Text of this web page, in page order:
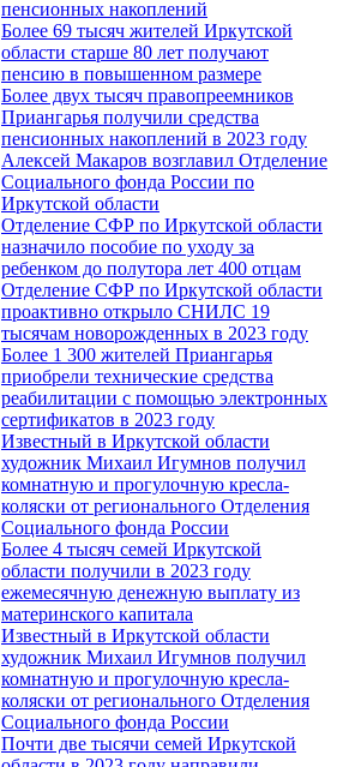
пенсионных накоплений
Более 69 тысяч жителей Иркутской
области старше 80 лет получают
пенсию в повышенном размере
Более двух тысяч правопреемников
Приангарья получили средства
пенсионных накоплений в 2023 году
Алексей Макаров возглавил Отделение
Социального фонда России по
Иркутской области
Отделение СФР по Иркутской области
назначило пособие по уходу за
ребенком до полутора лет 400 отцам
Отделение СФР по Иркутской области
проактивно открыло СНИЛС 19
тысячам новорожденных в 2023 году
Более 1 300 жителей Приангарья
приобрели технические средства
реабилитации с помощью электронных
сертификатов в 2023 году
Известный в Иркутской области
художник Михаил Игумнов получил
комнатную и прогулочную кресла-
коляски от регионального Отделения
Социального фонда России
Более 4 тысяч семей Иркутской
области получили в 2023 году
ежемесячную денежную выплату из
материнского капитала
Известный в Иркутской области
художник Михаил Игумнов получил
комнатную и прогулочную кресла-
коляски от регионального Отделения
Социального фонда России
Почти две тысячи семей Иркутской